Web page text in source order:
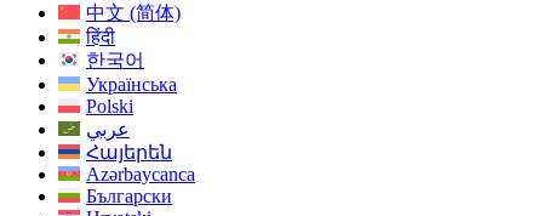
中文 (简体)
हिंदी
한국어
Українська
Polski
عربي
Հայերեն
Azərbaycanca
Български